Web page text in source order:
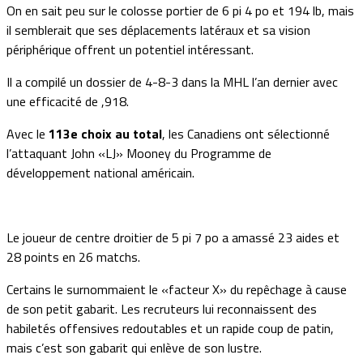
On en sait peu sur le colosse portier de 6 pi 4 po et 194 lb, mais
il semblerait que ses déplacements latéraux et sa vision
périphérique offrent un potentiel intéressant.
Il a compilé un dossier de 4-8-3 dans la MHL l’an dernier avec
une efficacité de ,918.
Avec le 113e choix au total, les Canadiens ont sélectionné
l’attaquant John «LJ» Mooney du Programme de
développement national américain.
Le joueur de centre droitier de 5 pi 7 po a amassé 23 aides et
28 points en 26 matchs.
Certains le surnommaient le «facteur X» du repêchage à cause
de son petit gabarit. Les recruteurs lui reconnaissent des
habiletés offensives redoutables et un rapide coup de patin,
mais c’est son gabarit qui enlève de son lustre.